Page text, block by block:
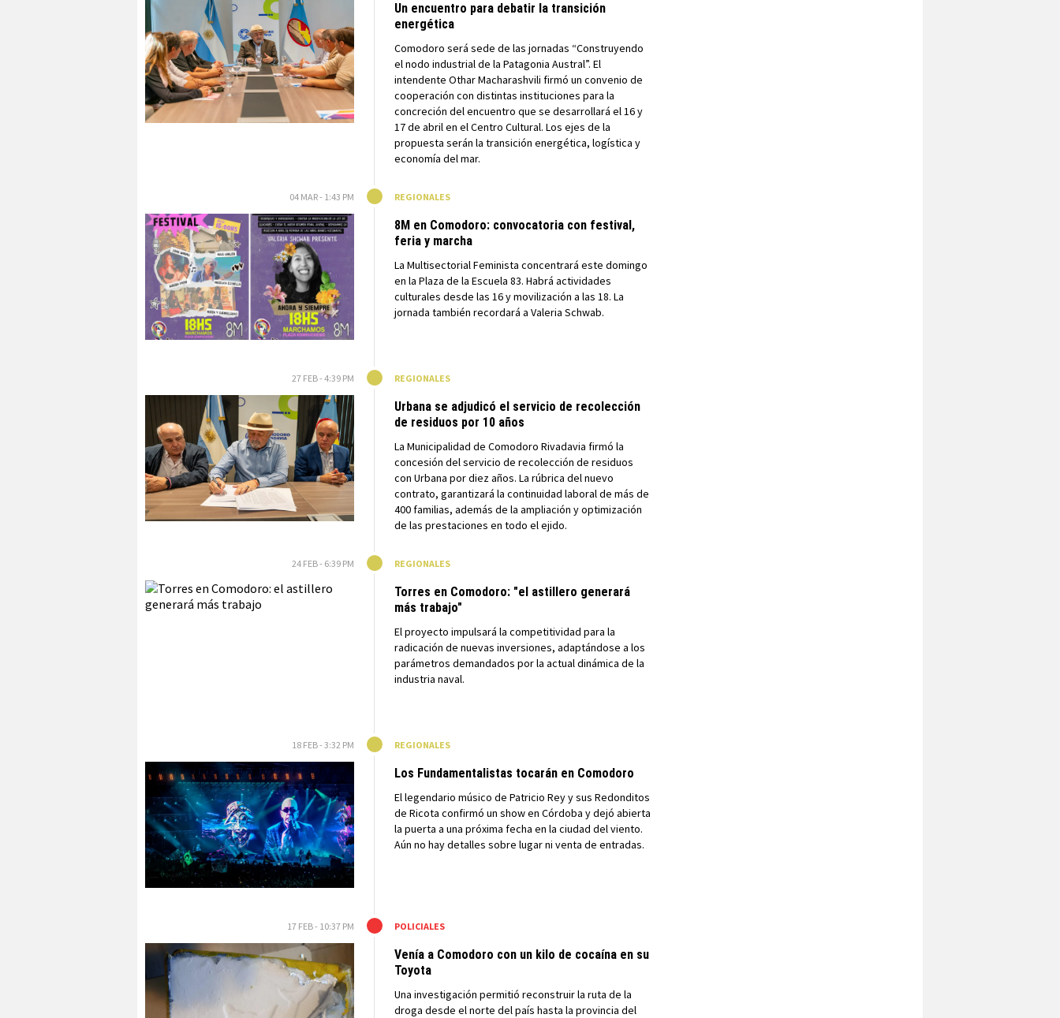
Un encuentro para debatir la transición
energética
Comodoro será sede de las jornadas “Construyendo
el nodo industrial de la Patagonia Austral”. El
intendente Othar Macharashvili firmó un convenio de
cooperación con distintas instituciones para la
concreción del encuentro que se desarrollará el 16 y
17 de abril en el Centro Cultural. Los ejes de la
propuesta serán la transición energética, logística y
economía del mar.
04 MAR - 1:43 PM REGIONALES
8M en Comodoro: convocatoria con festival,
feria y marcha
La Multisectorial Feminista concentrará este domingo
en la Plaza de la Escuela 83. Habrá actividades
culturales desde las 16 y movilización a las 18. La
jornada también recordará a Valeria Schwab.
27 FEB - 4:39 PM REGIONALES
Urbana se adjudicó el servicio de recolección
de residuos por 10 años
La Municipalidad de Comodoro Rivadavia firmó la
concesión del servicio de recolección de residuos
con Urbana por diez años. La rúbrica del nuevo
contrato, garantizará la continuidad laboral de más de
400 familias, además de la ampliación y optimización
de las prestaciones en todo el ejido.
24 FEB - 6:39 PM REGIONALES
Torres en Comodoro: "el astillero generará
más trabajo"
El proyecto impulsará la competitividad para la
radicación de nuevas inversiones, adaptándose a los
parámetros demandados por la actual dinámica de la
industria naval.
18 FEB - 3:32 PM REGIONALES
Los Fundamentalistas tocarán en Comodoro
El legendario músico de Patricio Rey y sus Redonditos
de Ricota confirmó un show en Córdoba y dejó abierta
la puerta a una próxima fecha en la ciudad del viento.
Aún no hay detalles sobre lugar ni venta de entradas.
17 FEB - 10:37 PM POLICIALES
Venía a Comodoro con un kilo de cocaína en su
Toyota
Una investigación permitió reconstruir la ruta de la
droga desde el norte del país hasta la provincia del